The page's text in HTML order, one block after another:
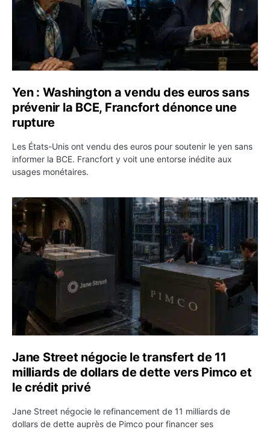
Yen : Washington a vendu des euros sans
prévenir la BCE, Francfort dénonce une
rupture
Les États-Unis ont vendu des euros pour soutenir le yen sans
informer la BCE. Francfort y voit une entorse inédite aux
usages monétaires.
Jane Street négocie le transfert de 11 milliards de
Jane Street négocie le transfert de 11
milliards de dollars de dette vers Pimco et
le crédit privé
Jane Street négocie le refinancement de 11 milliards de
dollars de dette auprès de Pimco pour financer ses